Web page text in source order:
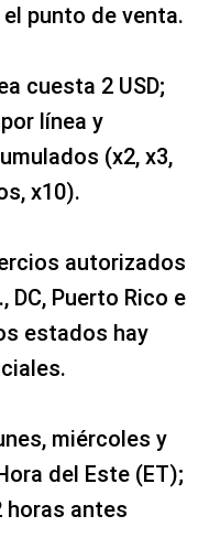
punto de venta.
cuesta 2 USD;
línea y
(x2, x3,
x10).
autorizados
DC, Puerto Rico e
estados hay
miércoles y
del Este (ET);
horas antes